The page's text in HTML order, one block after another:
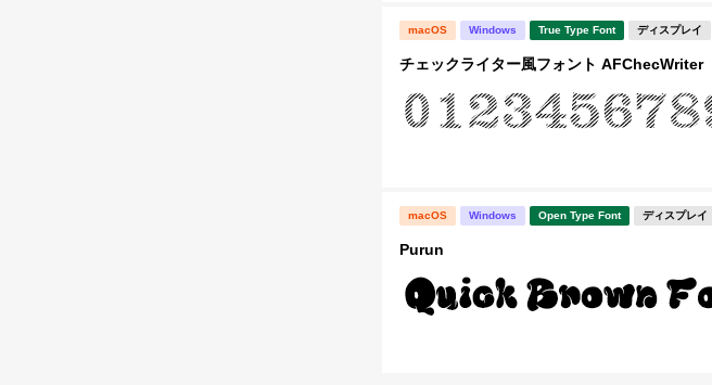
macOS Windows True Type Font ディスプレイ
チェックライター風フォント AFChecWriter
macOS Windows Open Type Font ディスプレイ
Purun